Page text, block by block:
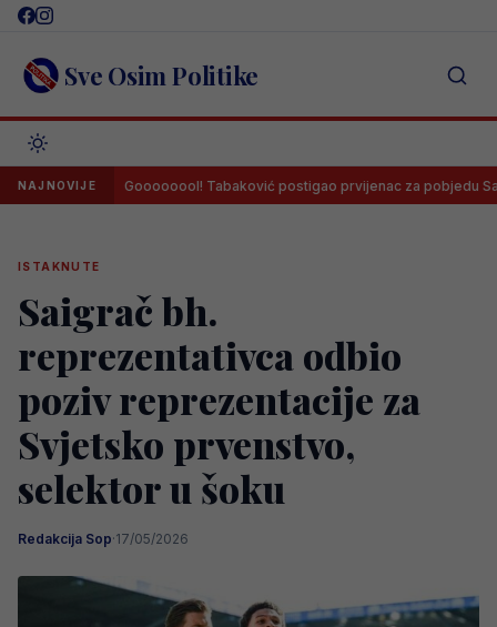
Skip
content Sve Osim Politike
NAJNOVIJEGoooooool! Tabaković postigao prvijenac za pobjedu Salzburga!
ISTAKNUTE
Saigrač bh.
reprezentativca odbio
poziv reprezentacije za
Svjetsko prvenstvo,
selektor u šoku
Redakcija Sop·17/05/2026